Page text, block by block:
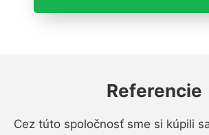
Referencie
Cez túto spoločnosť sme si kúpili